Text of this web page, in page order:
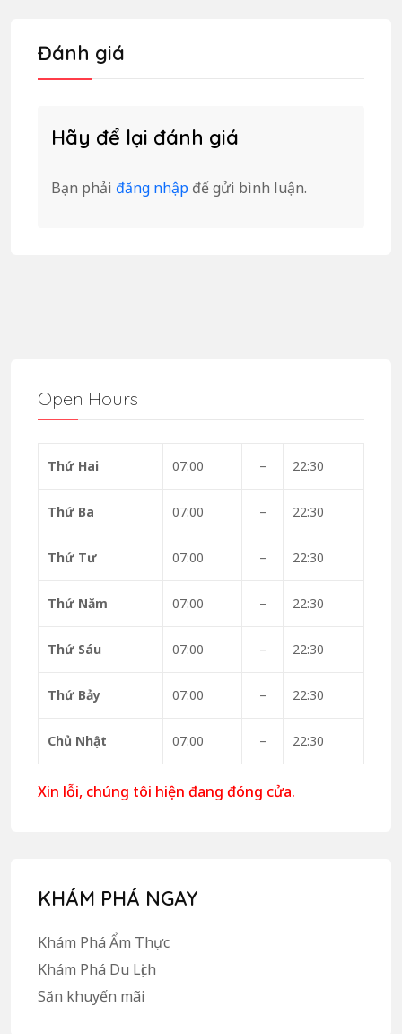
Đánh giá
Hãy để lại đánh giá
Bạn phải đăng nhập để gửi bình luận.
Open Hours
Thứ Hai 07:00 – 22:30
Thứ Ba 07:00 – 22:30
Thứ Tư 07:00 – 22:30
Thứ Năm 07:00 – 22:30
Thứ Sáu 07:00 – 22:30
Thứ Bảy 07:00 – 22:30
Chủ Nhật 07:00 – 22:30
Xin lỗi, chúng tôi hiện đang đóng cửa.
KHÁM PHÁ NGAY
Khám Phá Ẩm Thực
Khám Phá Du Lịch
Săn khuyến mãi